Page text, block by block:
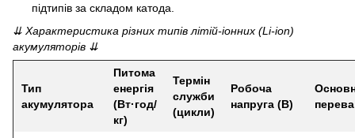
підтипів за складом катода.
⇊ Характеристика різних типів літій-іонних (Li-ion)
акумуляторів ⇊
Тип
акумулятора
Питома
енергія
(Вт·год/
кг)
Термін
служби
(цикли)
Робоча
напруга (В)